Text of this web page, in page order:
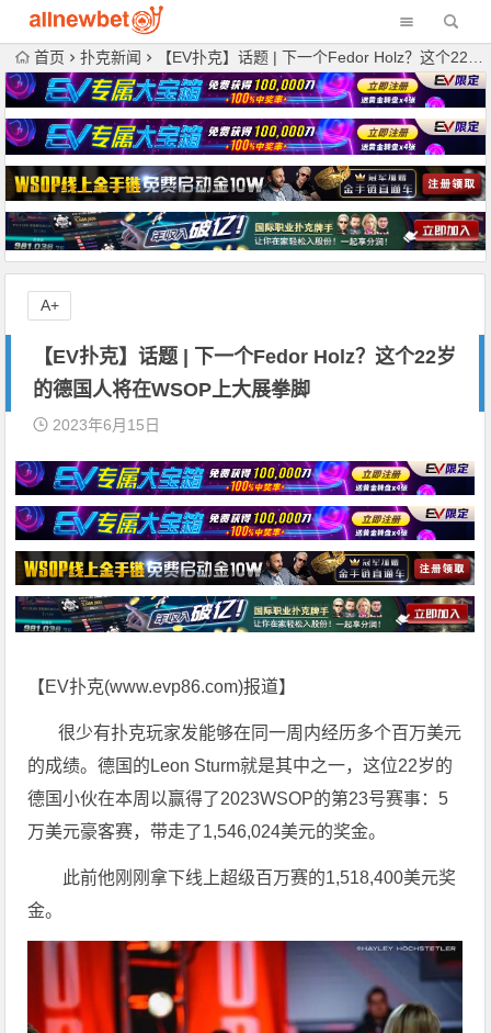
首页 扑克新闻 【EV扑克】话题 | 下一个Fedor Holz？这个22岁的德国人将在WSOP上大展拳脚
【EV扑克】话题 | 下一个Fedor Holz？这个22岁
的德国人将在WSOP上大展拳脚
2023年6月15日
【EV扑克(www.evp86.com)报道】
很少有扑克玩家发能够在同一周内经历多个百万美元
的成绩。德国的Leon Sturm就是其中之一，这位22岁的
德国小伙在本周以赢得了2023WSOP的第23号赛事：5
万美元豪客赛，带走了1,546,024美元的奖金。
此前他刚刚拿下线上超级百万赛的1,518,400美元奖
金。
A+